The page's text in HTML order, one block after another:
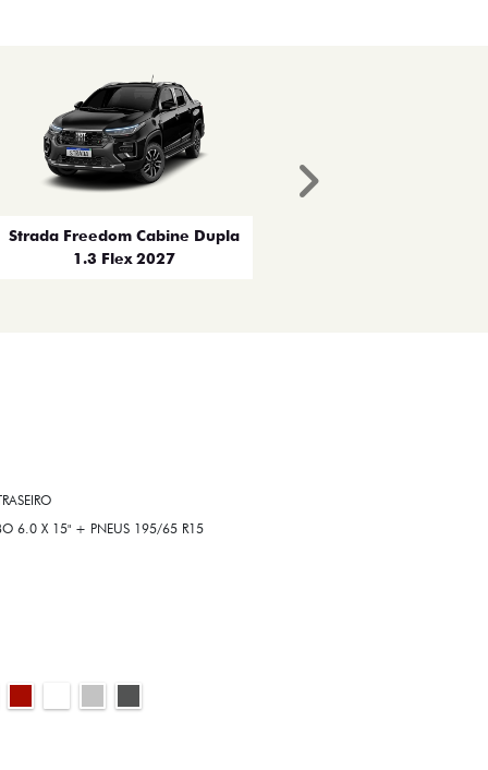
Strada Freedom Cabine Dupla
1.3 Flex 2027
Próximo
6.0 X 15" + PNEUS 195/65 R15